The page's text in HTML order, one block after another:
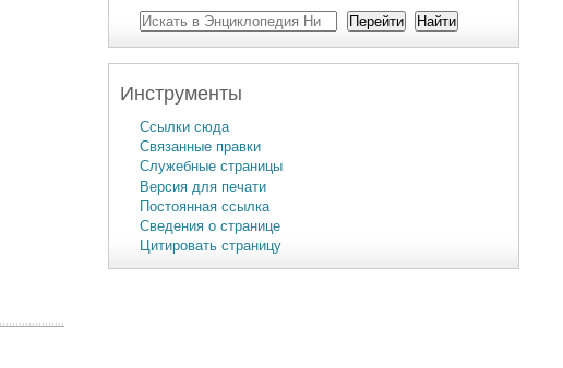
Инструменты
Ссылки сюда
Связанные правки
Служебные страницы
Версия для печати
Постоянная ссылка
Сведения о странице
Цитировать страницу